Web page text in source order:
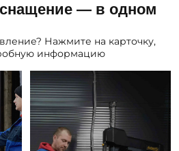
— в одном
Нажмите на карточку,
информацию